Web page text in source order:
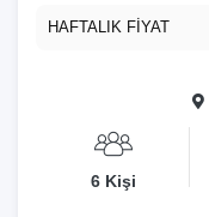
HAFTALIK FİYAT
6 Kişi